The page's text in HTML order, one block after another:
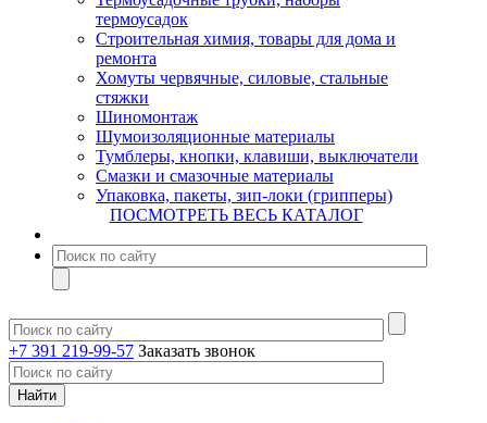
термоусадок
Строительная химия, товары для дома и
ремонта
Хомуты червячные, силовые, стальные
стяжки
Шиномонтаж
Шумоизоляционные материалы
Тумблеры, кнопки, клавиши, выключатели
Смазки и смазочные материалы
Упаковка, пакеты, зип-локи (грипперы)
ПОСМОТРЕТЬ ВЕСЬ КАТАЛОГ
+7 391 219-99-57 Заказать звонок